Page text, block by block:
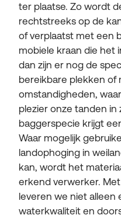
ter plaatse. Zo wordt
rechtstreeks op de
of verplaatst met een
mobiele kraan die het
dan zijn er nog de
bereikbare plekken of
omstandigheden,
plezier onze tanden
baggerspecie krijgt
Waar mogelijk
landophoging in
kan, wordt het
erkend verwerker.
leveren we niet alleen
waterkwaliteit en